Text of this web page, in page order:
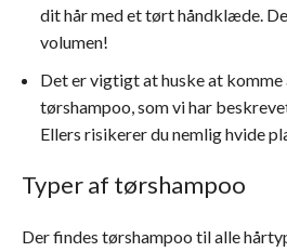
dit hår med et tørt håndklæde.
volumen!
Det er vigtigt at huske at
tørshampoo, som vi har
Ellers risikerer du nemlig hvide
Typer af tørshampoo
Der findes tørshampoo til alle